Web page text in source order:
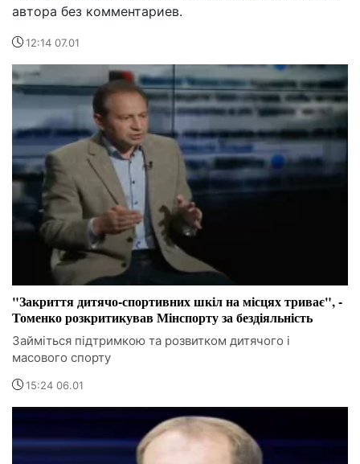
автора без комментариев.
12:14 07.01
"Закриття дитячо-спортивних шкіл на місцях триває", -
Томенко розкритикував Мінспорту за бездіяльність
Займіться підтримкою та розвитком дитячого і
масового спорту
15:24 06.01